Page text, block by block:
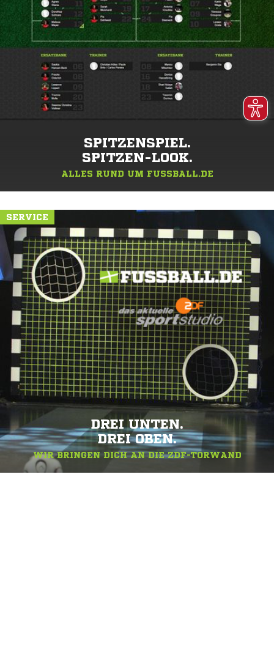
SPITZENSPIEL.
SPITZEN-LOOK.
ALLES RUND UM FUSSBALL.DE
SERVICE
DREI UNTEN.
DREI OBEN.
WIR BRINGEN DICH AN DIE ZDF-TORWAND